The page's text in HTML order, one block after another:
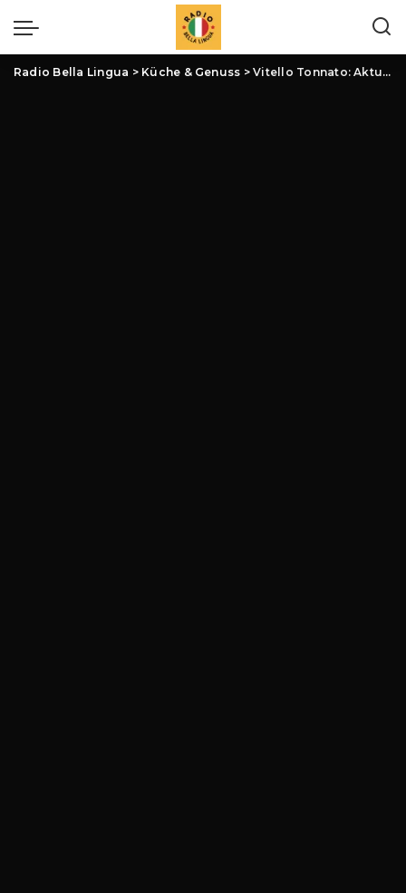
Radio Bella Lingua > Küche & Genuss >Vitello Tonnato: Aktuelle Entwicklungen und Fakten zum italienischen Antipasti-Klassiker